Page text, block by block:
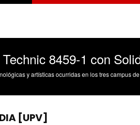
8459-1 con
y artísticas ocurridas en los tres campus